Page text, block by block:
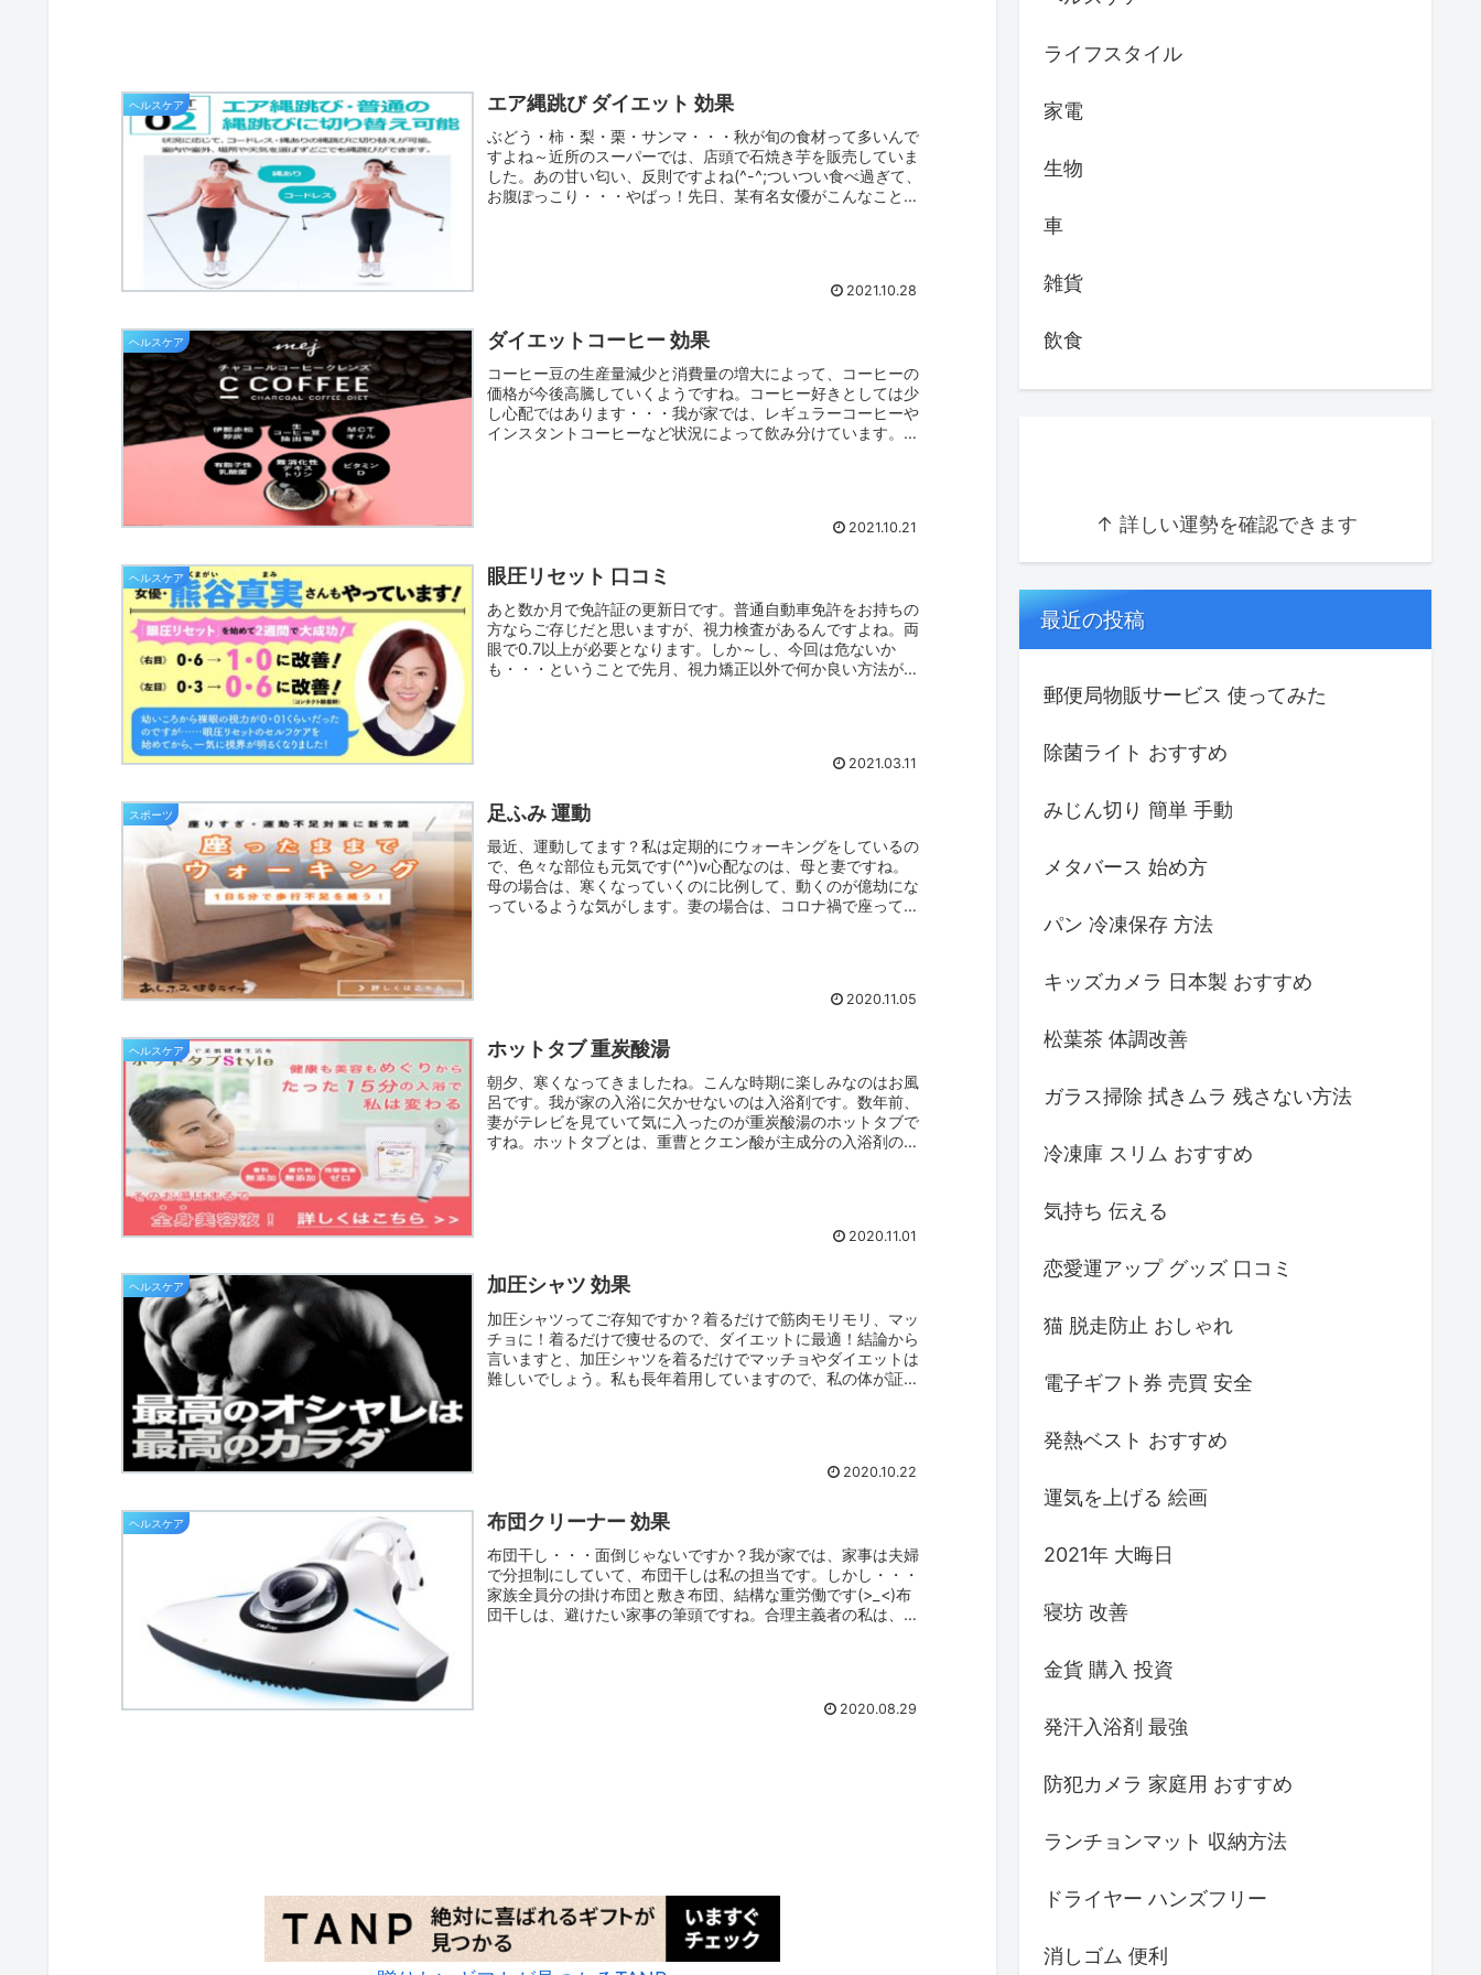
ヘルスケア エア縄跳び ダイエット 効果
ぶどう・柿・梨・栗・サンマ・・・秋が旬の食材って多いんで
すよね～近所のスーパーでは、店頭で石焼き芋を販売していま
した。あの甘い匂い、反則ですよね(^-^;ついつい食べ過ぎて、
お腹ぽっこり・・・やばっ！先日、某有名女優がこんなことを
2021.10.28
ヘルスケア ダイエットコーヒー 効果
コーヒー豆の生産量減少と消費量の増大によって、コーヒーの
価格が今後高騰していくようですね。コーヒー好きとしては少
し心配ではあります・・・我が家では、レギュラーコーヒーや
インスタントコーヒーなど状況によって飲み分けています。そ
2021.10.21
ヘルスケア 眼圧リセット 口コミ
あと数か月で免許証の更新日です。普通自動車免許をお持ちの
方ならご存じだと思いますが、視力検査があるんですよね。両
眼で0.7以上が必要となります。しか～し、今回は危ないか
も・・・ということで先月、視力矯正以外で何か良い方法がな
2021.03.11
スポーツ 足ふみ 運動
最近、運動してます？私は定期的にウォーキングをしているの
で、色々な部位も元気です(^^)v心配なのは、母と妻ですね。
母の場合は、寒くなっていくのに比例して、動くのが億劫にな
っているような気がします。妻の場合は、コロナ禍で座ってい
2020.11.05
ヘルスケア ホットタブ 重炭酸湯
朝夕、寒くなってきましたね。こんな時期に楽しみなのはお風
呂です。我が家の入浴に欠かせないのは入浴剤です。数年前、
妻がテレビを見ていて気に入ったのが重炭酸湯のホットタブで
すね。ホットタブとは、重曹とクエン酸が主成分の入浴剤のこ
2020.11.01
ヘルスケア 加圧シャツ 効果
加圧シャツってご存知ですか？着るだけで筋肉モリモリ、マッ
チョに！着るだけで痩せるので、ダイエットに最適！結論から
言いますと、加圧シャツを着るだけでマッチョやダイエットは
難しいでしょう。私も長年着用していますので、私の体が証明
2020.10.22
ヘルスケア 布団クリーナー 効果
布団干し・・・面倒じゃないですか？我が家では、家事は夫婦
で分担制にしていて、布団干しは私の担当です。しかし・・・
家族全員分の掛け布団と敷き布団、結構な重労働です(>_<)布
団干しは、避けたい家事の筆頭ですね。合理主義者の私は、時
2020.08.29
ライフスタイル
家電
生物
車
雑貨
飲食
↑ 詳しい運勢を確認できます
最近の投稿
郵便局物販サービス 使ってみた
除菌ライト おすすめ
みじん切り 簡単 手動
メタバース 始め方
パン 冷凍保存 方法
キッズカメラ 日本製 おすすめ
松葉茶 体調改善
ガラス掃除 拭きムラ 残さない方法
冷凍庫 スリム おすすめ
気持ち 伝える
恋愛運アップ グッズ 口コミ
猫 脱走防止 おしゃれ
電子ギフト券 売買 安全
発熱ベスト おすすめ
運気を上げる 絵画
2021年 大晦日
寝坊 改善
金貨 購入 投資
発汗入浴剤 最強
防犯カメラ 家庭用 おすすめ
ランチョンマット 収納方法
ドライヤー ハンズフリー
消しゴム 便利